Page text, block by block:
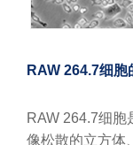
RAW 264.7细
RAW 264.7细
像松散的立方体